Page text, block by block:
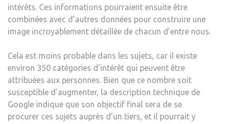
intérêts. Ces informations pourraient ensuite être
combinées avec d’autres données pour construire une
image incroyablement détaillée de chacun d’entre nous.
Cela est moins probable dans les sujets, car il existe
environ 350 catégories d’intérêt qui peuvent être
attribuées aux personnes. Bien que ce nombre soit
susceptible d’augmenter, la description technique de
Google indique que son objectif final sera de se
procurer ces sujets auprès d’un tiers, et il pourrait y